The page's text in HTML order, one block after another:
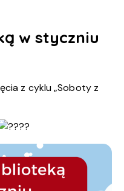
w styczniu
z cyklu „Soboty z